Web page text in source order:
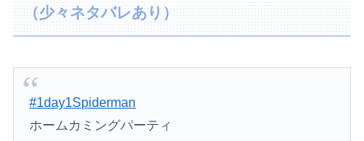
（少々ネタバレあり）
#1day1Spiderman
ホームカミングパーティ